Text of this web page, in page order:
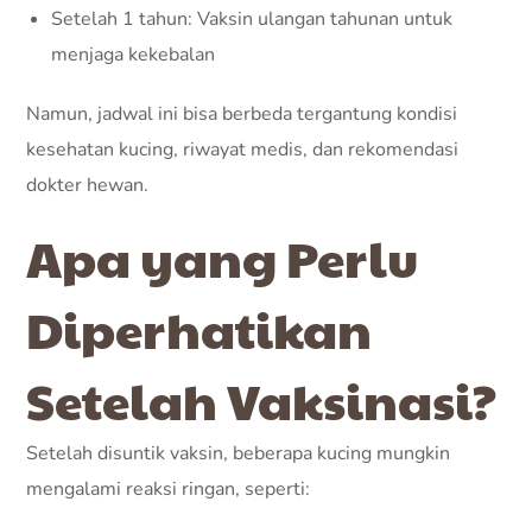
Setelah 1 tahun: Vaksin ulangan tahunan untuk
menjaga kekebalan
Namun, jadwal ini bisa berbeda tergantung kondisi
kesehatan kucing, riwayat medis, dan rekomendasi
dokter hewan.
Apa yang Perlu
Diperhatikan
Setelah Vaksinasi?
Setelah disuntik vaksin, beberapa kucing mungkin
mengalami reaksi ringan, seperti: